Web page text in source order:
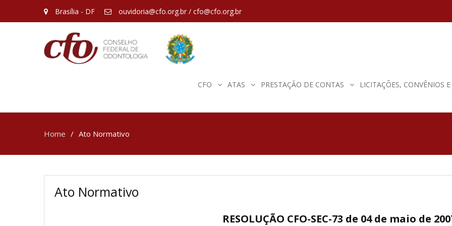
Brasília - DF ouvidoria@cfo.org.br / cfo@cfo.org.br
CFO ATAS PRESTAÇÃO DE CONTAS LICITAÇÕES, CONVÊNIOS
Home Ato Normativo
Ato Normativo
RESOLUÇÃO CFO-SEC-73 de 04 de maio de